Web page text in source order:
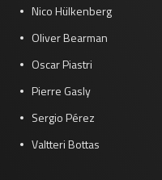
Nico Hülkenberg
Oliver Bearman
Oscar Piastri
Pierre Gasly
Sergio Pérez
Valtteri Bottas